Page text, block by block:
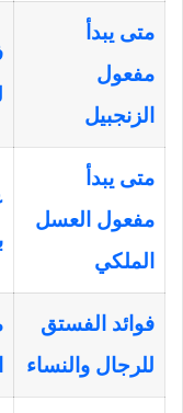
متى يبدأ
مفعول
الزنجبيل
متى يبدأ
مفعول العسل
الملكي
فوائد الفستق
للرجال والنساء